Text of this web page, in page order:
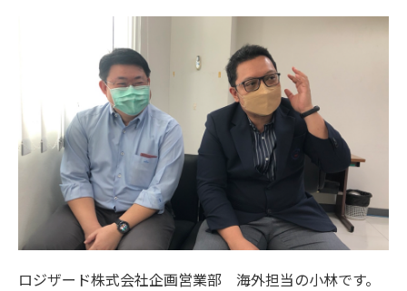
ロジザード株式会社企画営業部 海外担当の小林です。